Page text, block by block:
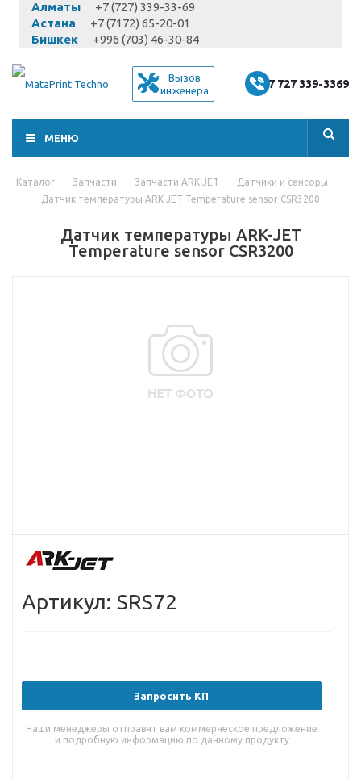
Алматы
+7 (727) 339-33-69
Астана
+7 (7172) 65-20-01
Бишкек
+996 (703) 46-30-84
Вызов
инженера
+7 727 339-3369
МЕНЮ
Каталог - Запчасти - Запчасти ARK-JET - Датчики и сенсоры
-
Датчик температуры ARK-JET Temperature sensor CSR3200
Датчик температуры ARK-JET
Temperature sensor CSR3200
Артикул: SRS72
Запросить КП
Наши менеджеры отправят вам коммерческое предложение
и подробную информацию по данному продукту